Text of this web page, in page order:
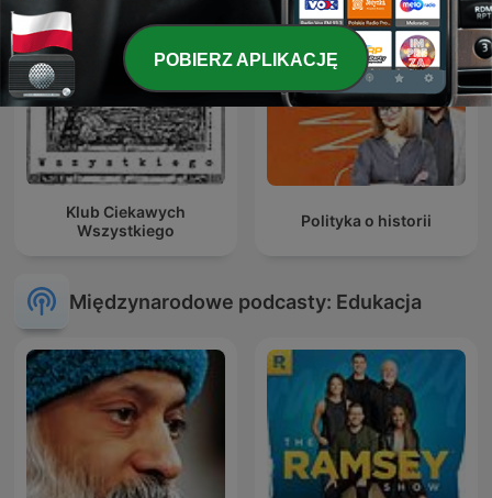
Klub Ciekawych
Wszystkiego
Polityka o historii
Międzynarodowe podcasty: Edukacja
POBIERZ APLIKACJĘ